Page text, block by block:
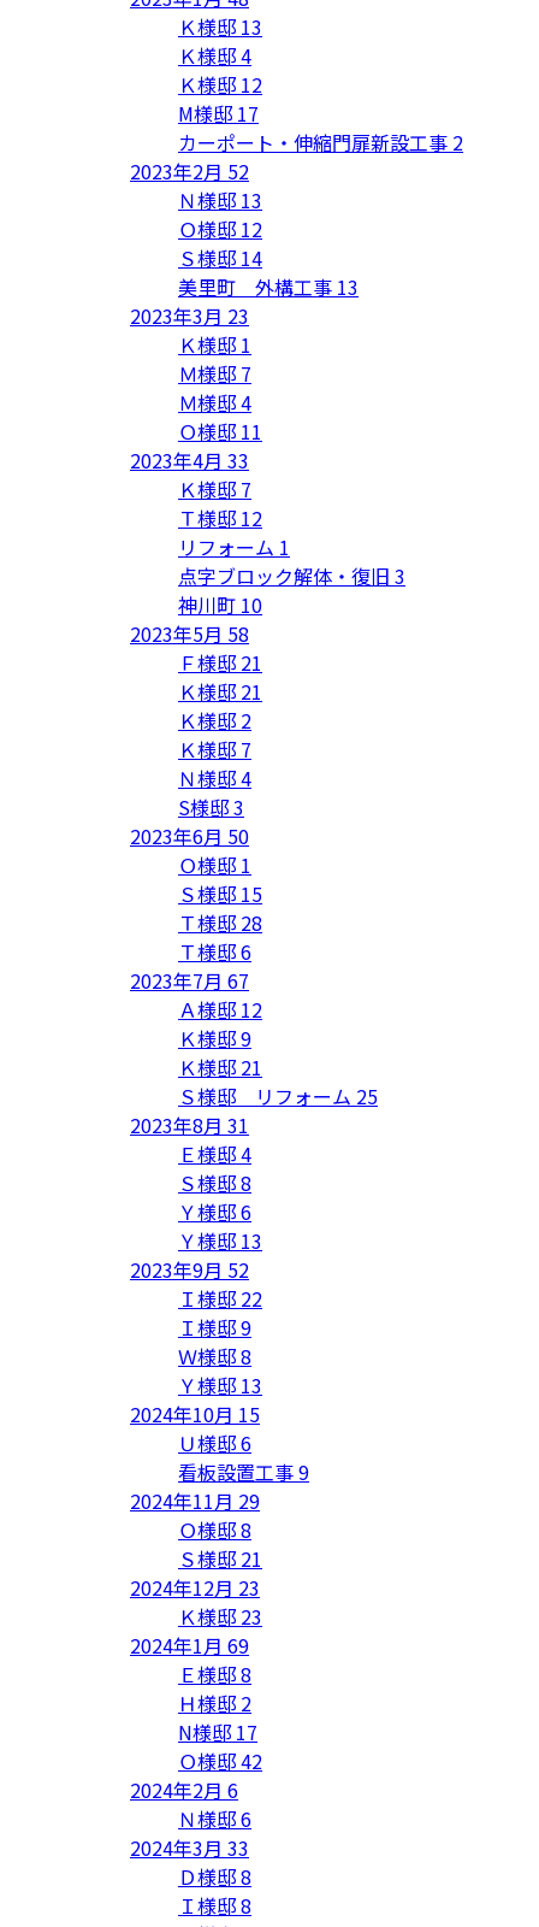
Ｋ様邸 13
Ｋ様邸4
Ｋ様邸 12
M様邸 17
カーポート・伸縮門扉新設工事 2
2023年2月 52
Ｎ様邸 13
Ｏ様邸 12
Ｓ様邸 14
美里町 外構工事 13
2023年3月 23
Ｋ様邸 1
Ｍ様邸 7
Ｍ様邸4
Ｏ様邸 11
2023年4月 33
Ｋ様邸 7
Ｔ様邸 12
リフォーム 1
点字ブロック解体・復旧 3
神川町 10
2023年5月 58
Ｆ様邸 21
Ｋ様邸 21
Ｋ様邸 2
Ｋ様邸 7
Ｎ様邸4
S様邸3
2023年6月 50
Ｏ様邸 1
Ｓ様邸 15
Ｔ様邸 28
Ｔ様邸6
2023年7月 67
Ａ様邸 12
Ｋ様邸9
Ｋ様邸 21
Ｓ様邸 リフォーム 25
2023年8月 31
Ｅ様邸4
Ｓ様邸8
Ｙ様邸6
Ｙ様邸 13
2023年9月 52
Ｉ様邸 22
Ｉ様邸9
Ｗ様邸8
Ｙ様邸 13
2024年10月 15
Ｕ様邸6
看板設置工事9
2024年11月 29
Ｏ様邸8
Ｓ様邸 21
2024年12月 23
Ｋ様邸 23
2024年1月 69
Ｅ様邸8
Ｈ様邸 2
N様邸 17
Ｏ様邸42
2024年2月 6
Ｎ様邸6
2024年3月 33
Ｄ様邸8
Ｉ様邸8